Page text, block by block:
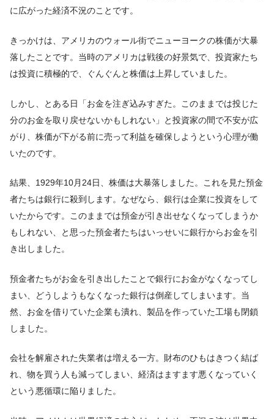
に広がった経済不況のことです。
きっかけは、アメリカのウォール街でニューヨークの株価が大暴
落したことです。当時のアメリカは戦後の好景気で、投資家たち
は投資に積極的で、ぐんぐんと株価は上昇していました。
しかし、とある日「お金を注ぎ込みすぎた。このままでは投じた
分のお金を取り戻せないかもしれない」と投資家の間で不安が広
がり、株価が下がる前に売って利益を確保しようという心理が働
いたのです。
結果、1929年10月24日、株価は大暴落しました。これを見た預金
者たちは銀行に殺到します。なぜなら、銀行は企業に投資をして
いたからです。このままでは預金が引き出せなくなってしまうか
もしれない、と思った預金者たちはいっせいに銀行からお金を引
き出しました。
預金者たちがお金を引き出したことで銀行にお金がなくなってし
まい、どうしようもなくなった銀行は倒産してしまいます。当
然、お金を借りていた企業も潰れ、製品を作っていた工場も閉鎖
しました。
会社を解雇された失業者は増える一方。財布のひもはきつく結ば
れ、物を買う人も減ってしまい、経済はますます悪くなっていく
という悪循環に陥りました。